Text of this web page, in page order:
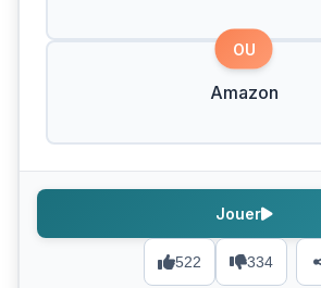
OU
Amazon
522 334
Jouer